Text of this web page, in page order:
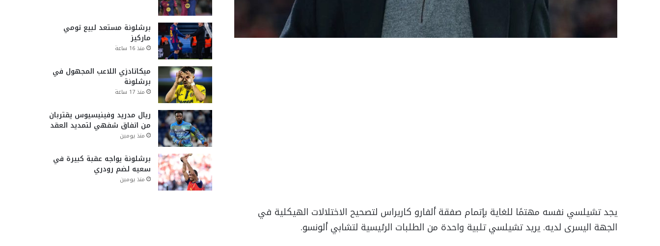
يجد تشيلسي نفسه مهتمًا للغاية بإتمام صفقة ألفارو كاريراس لتصحيح الاختلالات الهيكلية في
الجهة اليسرى لديه. يريد تشيلسي تلبية واحدة من الطلبات الرئيسية لتشابي ألونسو.
برشلونة مستعد لبيع تومي
ماركيز
منذ 16 ساعة
ميكاتادزي اللاعب المجهول في
برشلونة
منذ 17 ساعة
ريال مدريد وفينيسيوس يقتربان
من اتفاق شفهي لتمديد العقد
منذ يومين
برشلونة يواجه عقبة كبيرة في
سعيه لضم رودري
منذ يومين